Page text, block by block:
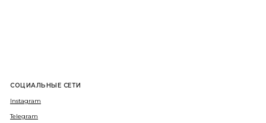
СОЦИАЛЬНЫЕ СЕТИ
Instagram
Telegram